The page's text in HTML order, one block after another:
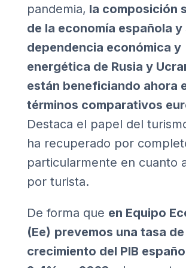
pandemia, la composición
de la economía española y
dependencia económica y
energética de Rusia y
están beneficiando ahora
términos comparativos
Destaca el papel del
ha recuperado por
particularmente en cuanto
por turista.
De forma que en Equipo
(Ee) prevemos una tasa de
crecimiento del PIB